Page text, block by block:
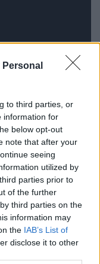
to third parties, or
information for
below opt-out
note that after your
seeing
utilized by
parties prior to
of the further
third parties on the
information may
the IAB’s List of
disclose it to other
έχετε
–